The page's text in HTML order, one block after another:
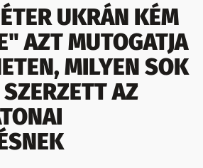
UKRÁN KÉM
AZT MUTOGATJA
MILYEN SOK
AZ